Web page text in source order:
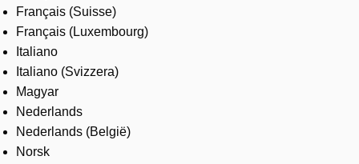
Français (Suisse)
Français (Luxembourg)
Italiano
Italiano (Svizzera)
Magyar
Nederlands
Nederlands (België)
Norsk